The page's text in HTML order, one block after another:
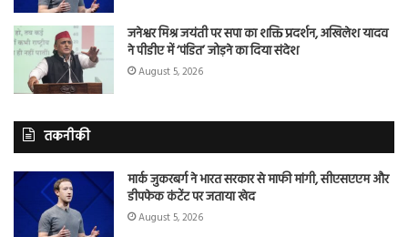
जनेश्वर मिश्र जयंती पर सपा का शक्ति प्रदर्शन, अखिलेश यादव
ने पीडीए में ‘पंडित’ जोड़ने का दिया संदेश
August 5, 2026
तकनीकी
मार्क जुकरबर्ग ने भारत सरकार से माफी मांगी, सीएसएएम और
डीपफेक कंटेंट पर जताया खेद
August 5, 2026